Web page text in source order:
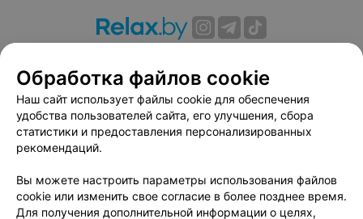
Вакансии
Публичный договор
Способы оплаты
Публичный договор по использованию сервиса
«Афиша»
Пользовательское соглашение
Связаться по вопросам сотрудничества
Написать руководителю relax.by
Обработка файлов cookie
Наш сайт использует файлы cookie для обеспечения
удобства пользователей сайта, его улучшения, сбора
статистики и предоставления персонализированных
рекомендаций.
Вы можете настроить параметры использования файлов
cookie или изменить свое согласие в более позднее время.
Для получения дополнительной информации о целях,